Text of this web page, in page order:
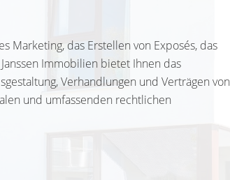
Marketing, das Erstellen von Exposés, das
Immobilien bietet Ihnen das
Verhandlungen und Verträgen von
und umfassenden rechtlichen